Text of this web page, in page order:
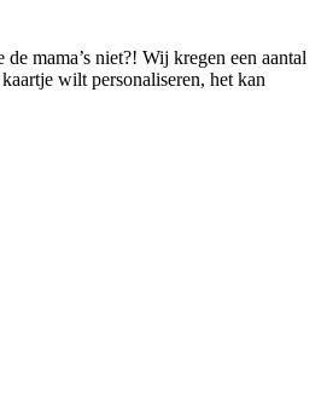
mama’s niet?! Wij kregen een aantal
wilt personaliseren, het kan